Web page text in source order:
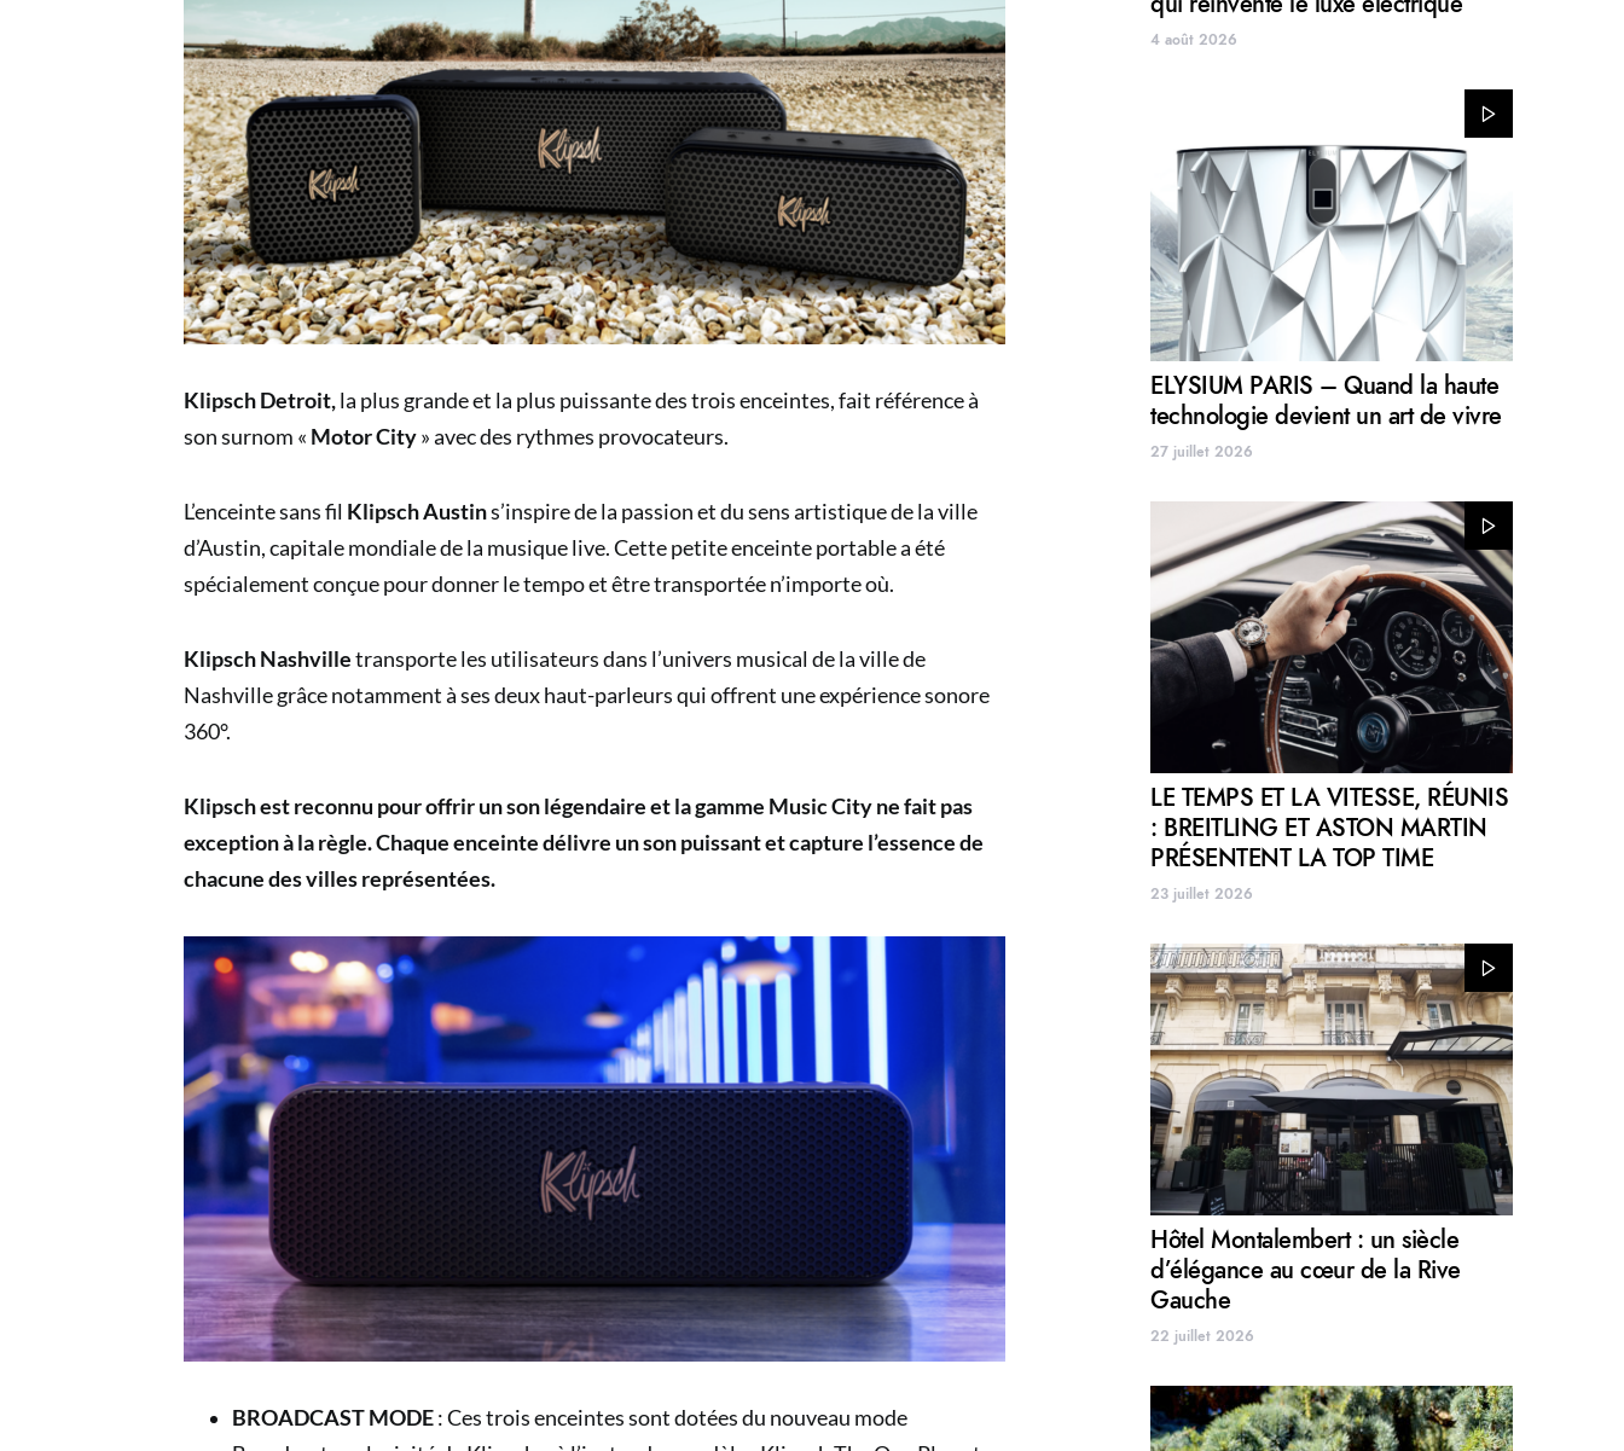
Klipsch Detroit,la plus grande et la plus puissante des trois enceintes, fait référence à
son surnom « Motor City» avec des rythmes provocateurs.
L’enceinte sans fil Klipsch Austins’inspire de la passion et du sens artistique de la ville
d’Austin, capitale mondiale de la musique live. Cette petite enceinte portable a été
spécialement conçue pour donner le tempo et être transportée n’importe où.
Klipsch Nashvilletransporte les utilisateurs dans l’univers musical de la ville de
Nashville grâce notamment à ses deux haut-parleurs qui offrent une expérience sonore
360°.
Klipsch est reconnu pour offrir un son légendaire et la gamme Music City ne fait pas
exception à la règle. Chaque enceinte délivre un son puissant et capture l’essence de
chacune des villes représentées.
BROADCAST MODE: Ces trois enceintes sont dotées du nouveau mode
4 août 2026
ELYSIUM PARIS – Quand la haute
technologie devient un art de vivre
27 juillet 2026
LE TEMPS ET LA VITESSE, RÉUNIS
: BREITLING ET ASTON MARTIN
PRÉSENTENT LA TOP TIME
23 juillet 2026
Hôtel Montalembert : un siècle
d’élégance au cœur de la Rive
Gauche
22 juillet 2026